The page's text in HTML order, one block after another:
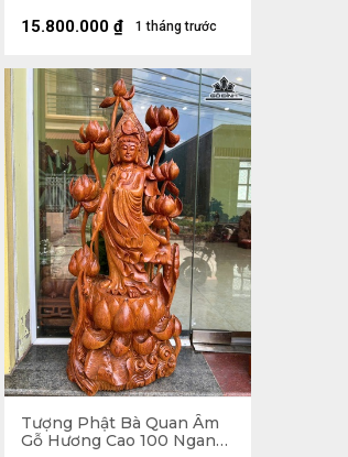
1 tháng trước
15.800.000 ₫
Tượng Phật Bà Quan Âm
Gỗ Hương Cao 100 Ngang